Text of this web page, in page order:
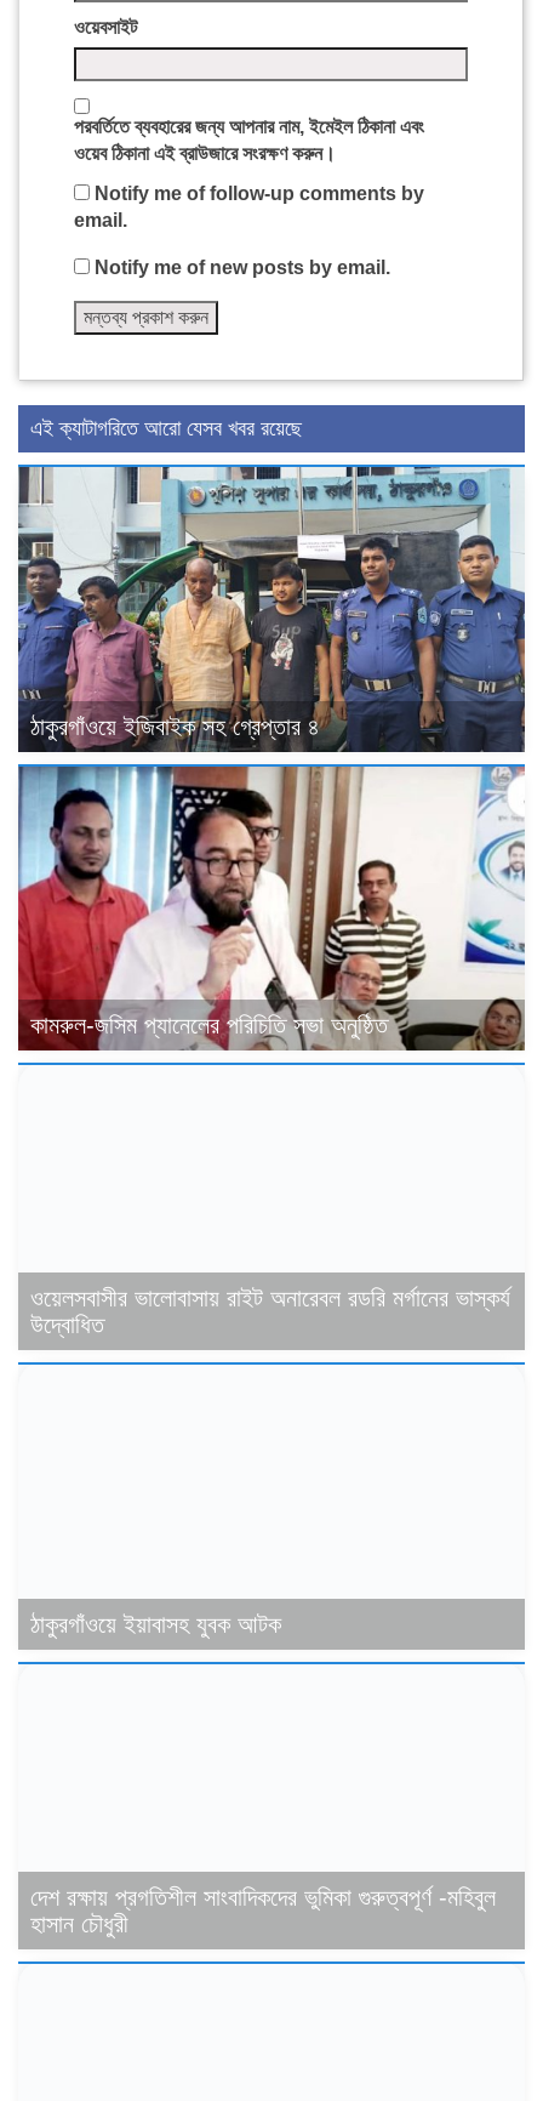
ওয়েবসাইট
পরবর্তিতে ব্যবহারের জন্য আপনার নাম, ইমেইল ঠিকানা এবং
ওয়েব ঠিকানা এই ব্রাউজারে সংরক্ষণ করুন।
Notify me of follow-up comments by
email.
Notify me of new posts by email.
এই ক্যাটাগরিতে আরো যেসব খবর রয়েছে
ঠাকুরগাঁওয়ে ইজিবাইক সহ গ্রেপ্তার ৪
কামরুল-জসিম প্যানেলের পরিচিতি সভা অনুষ্ঠিত
ওয়েলসবাসীর ভালোবাসায় রাইট অনারেবল রডরি মর্গানের ভাস্কর্য
উদ্বোধিত
ঠাকুরগাঁওয়ে ইয়াবাসহ যুবক আটক
দেশ রক্ষায় প্রগতিশীল সাংবাদিকদের ভুমিকা গুরুত্বপূর্ণ -মহিবুল
হাসান চৌধুরী